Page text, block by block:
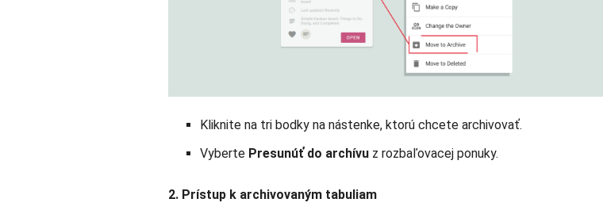
Kliknite na tri bodky na nástenke, ktorú chcete archivovať.
Vyberte Presunúť do archívu z rozbaľovacej ponuky.
2. Prístup k archivovaným tabuliam